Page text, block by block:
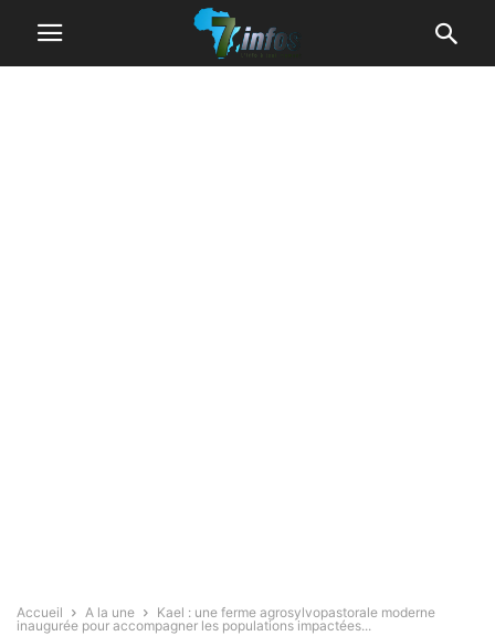
Accueil A la une
Kael : une ferme agrosylvopastorale moderne
inaugurée pour accompagner les populations impactées...